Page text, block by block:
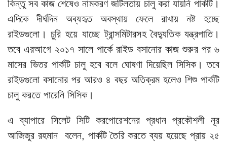
কিন্তু সব কাজ শেষেও নামকরণ জটিলতায় চালু করা যায়নি পার্কটি।
এদিকে দীর্ঘদিন অব্যহৃত অবস্থায় ফেলে রাখায় নষ্ট হচ্ছে
রাইডগুলো। চুরি হয়ে যাচ্ছে ট্রান্সমিটারসহ বৈদ্যুতিক যন্ত্রপাতি।
তবে এরআগে ২০১৭ সালে পার্কে রাইড বসানোর কাজ শুরুর পর ৬
মাসের ভিতর পার্কটি চালু হবে বলে ঘোষণা দিয়েছিল সিসিক। তবে
রাইডগুলো বসানোর পর আরও ৪ বছর অতিক্রম হলেও শিশু পার্কটি
চালু করতে পারেনি সিসিক।
এ ব্যাপারে সিলেট সিটি করপোরেশনের প্রধান প্রকৌশলী নূর
আজিজুর রহমান বলেন, পার্কটি তৈরি করতে ব্যয় হয়েছে প্রায় ২৫